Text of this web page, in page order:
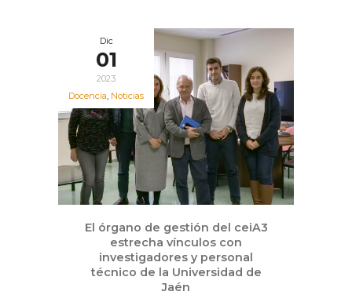
Dic
01
2023
Docencia, Noticias
El órgano de gestión del ceiA3
estrecha vínculos con
investigadores y personal
técnico de la Universidad de
Jaén